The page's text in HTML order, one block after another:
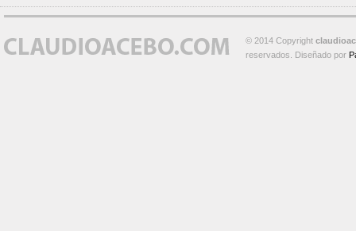
© 2014 Copyright
reservados. Diseñado por